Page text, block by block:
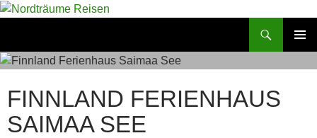
Zum
FINNLAND FERIENHAUS
SAIMAA SEE